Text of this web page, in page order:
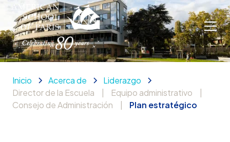
Inicio Acerca de
Liderazgo
Director de la Escuela
Equipo administrativo
Consejo de Administración
Plan estratégico